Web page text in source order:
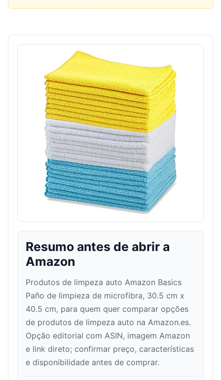
Resumo antes de abrir a
Amazon
Produtos de limpeza auto Amazon Basics
Paño de limpieza de microfibra, 30.5 cm x
40.5 cm, para quem quer comparar opções
de produtos de limpeza auto na Amazon.es.
Opção editorial com ASIN, imagem Amazon
e link direto; confirmar preço, características
e disponibilidade antes de comprar.